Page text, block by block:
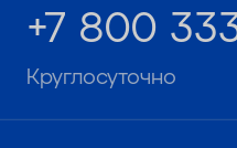
+7 800
Круглосуточно